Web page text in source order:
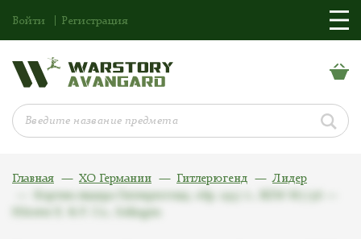
Войти Регистрация
Главная ХО Германии Гитлерюгенд
Лидер